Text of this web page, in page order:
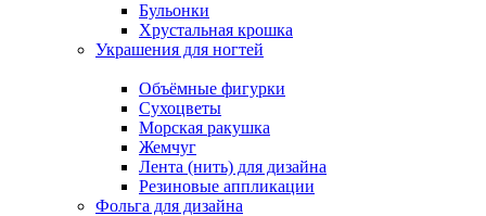
Бульонки
Хрустальная крошка
Украшения для ногтей
Объёмные фигурки
Сухоцветы
Морская ракушка
Жемчуг
Лента (нить) для дизайна
Резиновые аппликации
Фольга для дизайна